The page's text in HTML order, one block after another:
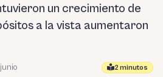
un crecimiento de
a la vista aumentaron
2 minutos